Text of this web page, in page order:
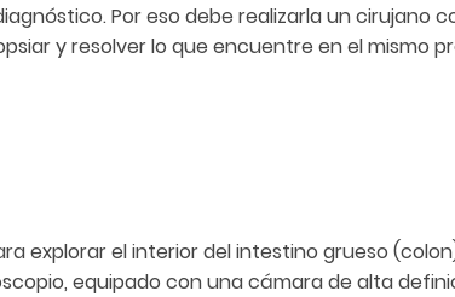
Por eso debe realizarla un cirujano
y resolver lo que encuentre en el mismo
explorar el interior del intestino grueso
equipado con una cámara de alta